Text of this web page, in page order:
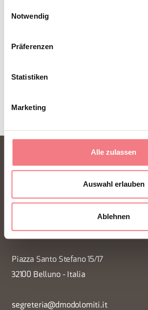
Notwendig
Präferenzen
Statistiken
Marketing
Alle zulassen
Auswahl erlauben
Ablehnen
zu jeder Jahreszeit.
ZUM NEWSLETTER ANMELDEN
FONDAZIONE DMO DOLOMITI
Piazza Santo Stefano 15/17
32100 Belluno - Italia
segreteria@dmodolomiti.it